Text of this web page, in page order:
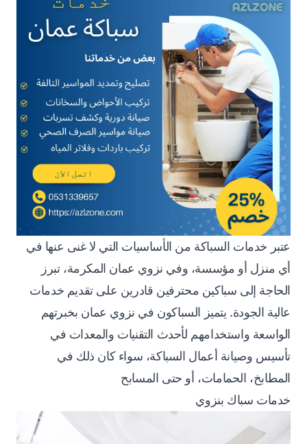
عتبر خدمات السباكة من الأساسيات التي لا غنى عنها في
أي منزل أو مؤسسة، وفي نزوي عمان المكرمة، تبرز
الحاجة إلى سباكين محترفين قادرين على تقديم خدمات
عالية الجودة. يتميز السباكون في نزوي عمان بخبرتهم
الواسعة واستخدامهم لأحدث التقنيات والمعدات في
تأسيس وصيانة أعمال السباكة، سواء كان ذلك في
المطابخ، الحمامات، أو حتى المسابح
خدمات سباك بنزوي